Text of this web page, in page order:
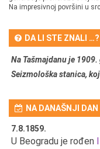
Na impresivnoj površini u
DA LI STE ZNALI …?
Na Tašmajdanu je
Seizmološka stanica,
NA DANAŠNJI
7.8.1859.
U Beogradu je rođen